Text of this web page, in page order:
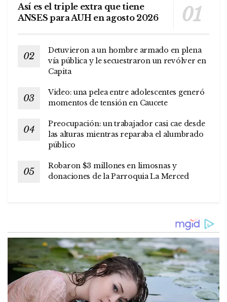
Así es el triple extra que tiene
ANSES para AUH en agosto 2026
Detuvieron a un hombre armado en plena
vía pública y le secuestraron un revólver en
Capita
Video: una pelea entre adolescentes generó
momentos de tensión en Caucete
Preocupación: un trabajador casi cae desde
las alturas mientras reparaba el alumbrado
público
Robaron $3 millones en limosnas y
donaciones de la Parroquia La Merced